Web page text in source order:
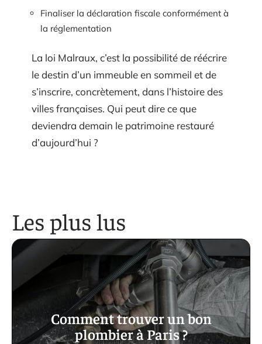
Finaliser la déclaration fiscale conformément à
la réglementation
La loi Malraux, c’est la possibilité de réécrire
le destin d’un immeuble en sommeil et de
s’inscrire, concrètement, dans l’histoire des
villes françaises. Qui peut dire ce que
deviendra demain le patrimoine restauré
d’aujourd’hui ?
Les plus lus
Comment trouver un bon
plombier à Paris ?